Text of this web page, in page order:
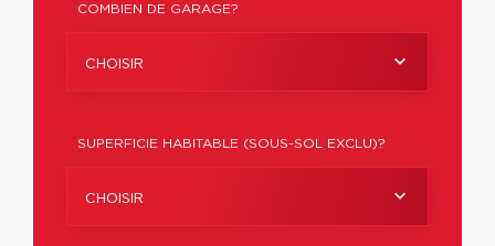
COMBIEN DE GARAGE?
CHOISIR
SUPERFICIE HABITABLE (SOUS-SOL EXCLU)?
CHOISIR